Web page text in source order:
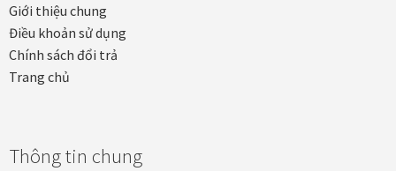
Test home page 260225
Thông tin chung & hỗ trợ
Giới thiệu chung
Điều khoản sử dụng
Chính sách đổi trả
Trang chủ
Thông tin chung